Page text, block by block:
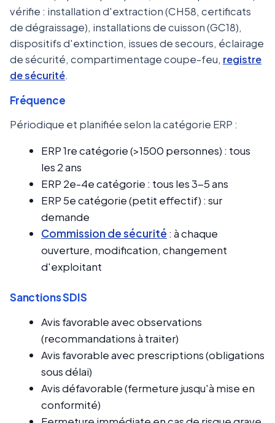
vérifie : installation d'extraction (CH58, certificats
de dégraissage), installations de cuisson (GC18),
dispositifs d'extinction, issues de secours, éclairage
de sécurité, compartimentage coupe-feu, registre
de sécurité.
Fréquence
Périodique et planifiée selon la catégorie ERP :
ERP 1re catégorie (>1500 personnes) : tous
les 2 ans
ERP 2e-4e catégorie : tous les 3-5 ans
ERP 5e catégorie (petit effectif) : sur
demande
Commission de sécurité : à chaque
ouverture, modification, changement
d'exploitant
Sanctions SDIS
Avis favorable avec observations
(recommandations à traiter)
Avis favorable avec prescriptions (obligations
sous délai)
Avis défavorable (fermeture jusqu'à mise en
conformité)